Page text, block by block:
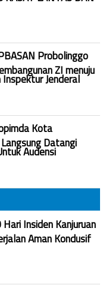
Probolinggo
ZI menuju
Jenderal
Kota
Datangi
Audensi
Insiden Kanjuruan
Aman Kondusif